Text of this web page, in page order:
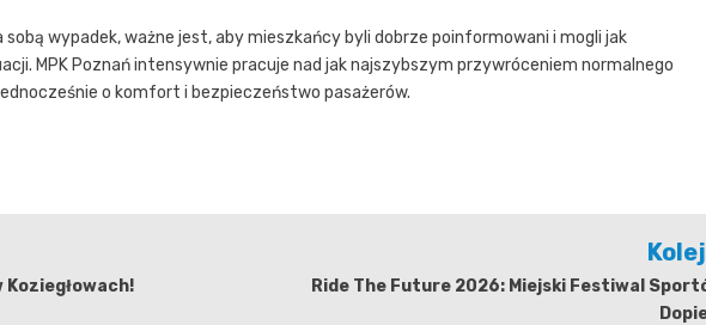
sobą wypadek, ważne jest, aby mieszkańcy byli dobrze poinformowani i mogli jak
MPK Poznań intensywnie pracuje nad jak najszybszym przywróceniem normalnego
o komfort i bezpieczeństwo pasażerów.
Ride The Future 2026: Miejski Festiwal